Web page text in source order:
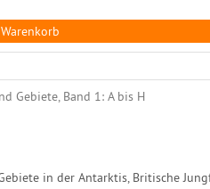
in der Antarktis, Britische